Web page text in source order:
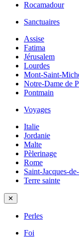
Rocamadour
Sanctuaires
Assise
Fatima
Jérusalem
Lourdes
Mont-Saint-
Notre-Dame de
Pontmain
Voyages
Italie
Jordanie
Malte
Pèlerinage
Rome
Saint-Jacques-
Terre sainte
✕
Perles
Foi